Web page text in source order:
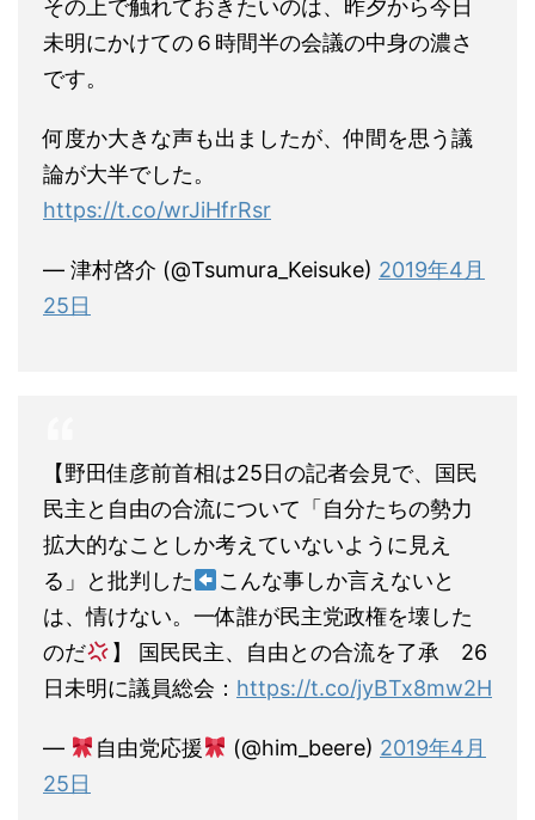
その上で触れておきたいのは、昨夕から今日
未明にかけての６時間半の会議の中身の濃さ
です。
何度か大きな声も出ましたが、仲間を思う議
論が大半でした。
https://t.co/wrJiHfrRsr
— 津村啓介 (@Tsumura_Keisuke) 2019年4月
25日
【野田佳彦前首相は25日の記者会見で、国民
民主と自由の合流について「自分たちの勢力
拡大的なことしか考えていないように見え
る」と批判した
こんな事しか言えないと
は、情けない。一体誰が民主党政権を壊した
のだ
】 国民民主、自由との合流を了承 26
日未明に議員総会： https://t.co/jyBTx8mw2H
— 自由党応援 (@him_beere) 2019年4月
25日